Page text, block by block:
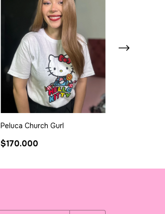
Peluca Church Gurl
$170.000